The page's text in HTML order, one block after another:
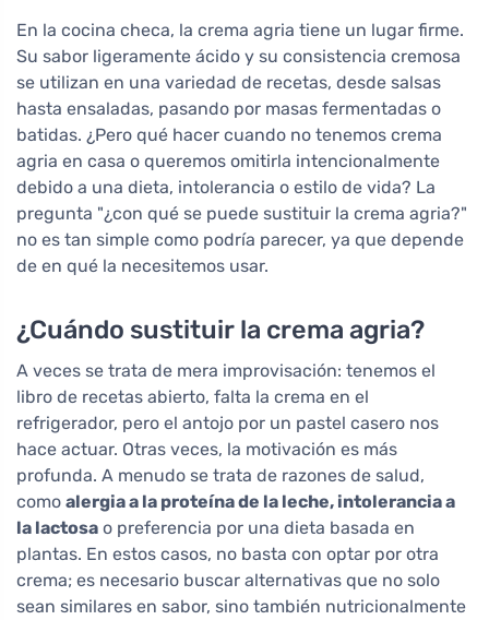
En la cocina checa, la crema agria tiene un lugar firme.
Su sabor ligeramente ácido y su consistencia cremosa
se utilizan en una variedad de recetas, desde salsas
hasta ensaladas, pasando por masas fermentadas o
batidas. ¿Pero qué hacer cuando no tenemos crema
agria en casa o queremos omitirla intencionalmente
debido a una dieta, intolerancia o estilo de vida? La
pregunta "¿con qué se puede sustituir la crema agria?"
no es tan simple como podría parecer, ya que depende
de en qué la necesitemos usar.
¿Cuándo sustituir la crema agria?
A veces se trata de mera improvisación: tenemos el
libro de recetas abierto, falta la crema en el
refrigerador, pero el antojo por un pastel casero nos
hace actuar. Otras veces, la motivación es más
profunda. A menudo se trata de razones de salud,
como alergia a la proteína de la leche, intolerancia a
la lactosa o preferencia por una dieta basada en
plantas. En estos casos, no basta con optar por otra
crema; es necesario buscar alternativas que no solo
sean similares en sabor, sino también nutricionalmente